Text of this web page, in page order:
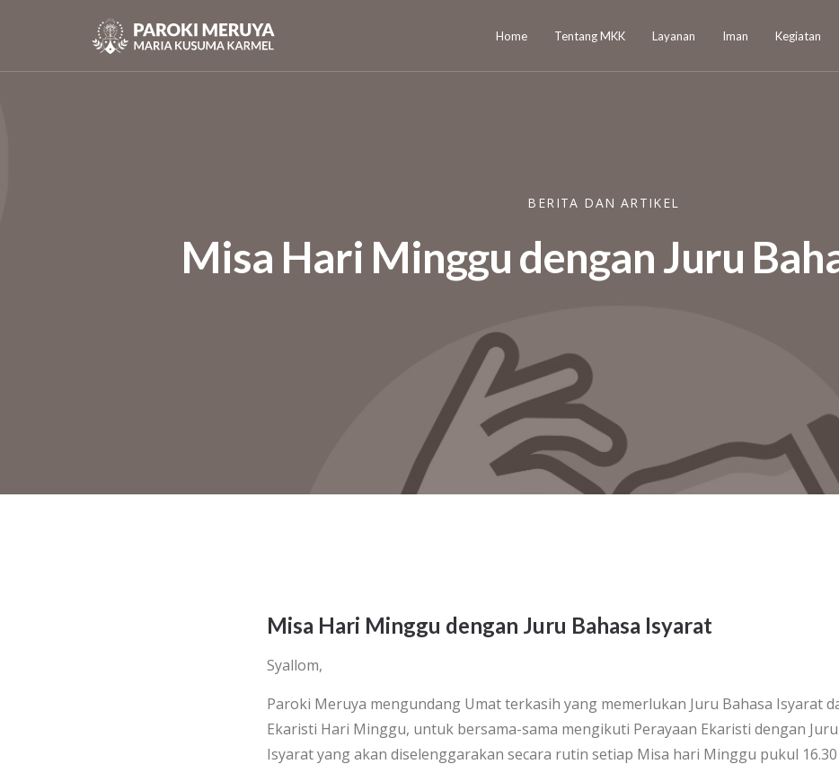
Home Tentang MKK Layanan Iman Kegiatan
BERITA DAN ARTIKEL
Misa Hari Minggu dengan Juru
Misa Hari Minggu dengan Juru Bahasa Isyarat
Syallom,
Paroki Meruya mengundang Umat terkasih yang memerlukan Juru Bahasa Isyarat
Ekaristi Hari Minggu, untuk bersama-sama mengikuti Perayaan Ekaristi dengan
Isyarat yang akan diselenggarakan secara rutin setiap Misa hari Minggu pukul 16.30